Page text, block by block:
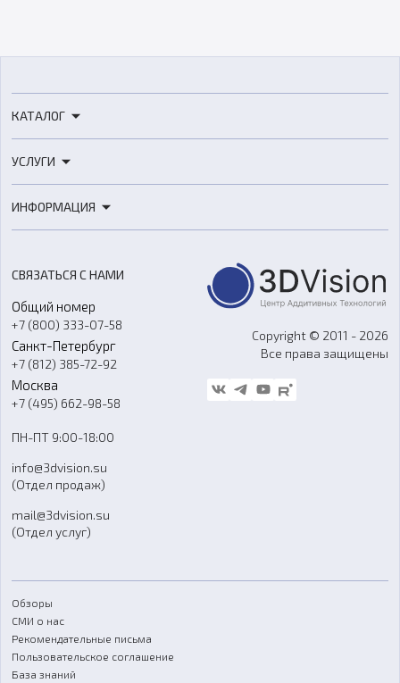
КАТАЛОГ
3D-сканеры
Расходные материалы
Оборудование и материалы для вакуумного литья
Аксессуары и прочее оборудование
Программное обеспечение
УСЛУГИ
3D-моделирование
Ремонт и услуги
ИНФОРМАЦИЯ
О компании
Контакты
Гос. закупки
Стать дилером
Блог
FAQ
СВЯЗАТЬСЯ С НАМИ
Общий номер
+7 (800) 333-07-58
Санкт-Петербург
+7 (812) 385-72-92
Москва
+7 (495) 662-98-58
ПН-ПТ 9:00-18:00
info@3dvision.su
(Отдел продаж)
mail@3dvision.su
(Отдел услуг)
Copyright © 2011 - 2026
Все права защищены
Обзоры
СМИ о нас
Рекомендательные письма
Пользовательское соглашение
База знаний